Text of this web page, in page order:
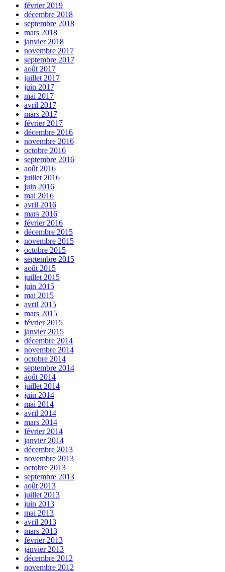
février 2019
décembre 2018
septembre 2018
mars 2018
janvier 2018
novembre 2017
septembre 2017
août 2017
juillet 2017
juin 2017
mai 2017
avril 2017
mars 2017
février 2017
décembre 2016
novembre 2016
octobre 2016
septembre 2016
août 2016
juillet 2016
juin 2016
mai 2016
avril 2016
mars 2016
février 2016
décembre 2015
novembre 2015
octobre 2015
septembre 2015
août 2015
juillet 2015
juin 2015
mai 2015
avril 2015
mars 2015
février 2015
janvier 2015
décembre 2014
novembre 2014
octobre 2014
septembre 2014
août 2014
juillet 2014
juin 2014
mai 2014
avril 2014
mars 2014
février 2014
janvier 2014
décembre 2013
novembre 2013
octobre 2013
septembre 2013
août 2013
juillet 2013
juin 2013
mai 2013
avril 2013
mars 2013
février 2013
janvier 2013
décembre 2012
novembre 2012